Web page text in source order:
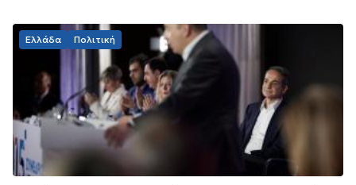
Ελλάδα Πολιτική